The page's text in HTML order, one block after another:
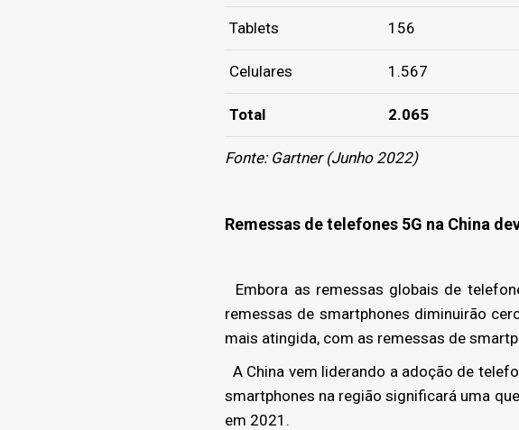
Tablets 156
Celulares 1.567
Total 2.065
Fonte: Gartner (Junho 2022)
Remessas de telefones 5G na China
Embora as remessas globais de
remessas de smartphones diminuirão
mais atingida, com as remessas de
A China vem liderando a adoção de
smartphones na região significará uma
em 2021.